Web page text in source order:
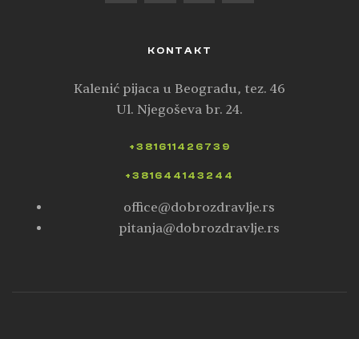
KONTAKT
Kalenić pijaca u Beogradu, tez. 46
Ul. Njegoševa br. 24.
+381611426739
+381644143244
office@dobrozdravlje.rs
pitanja@dobrozdravlje.rs